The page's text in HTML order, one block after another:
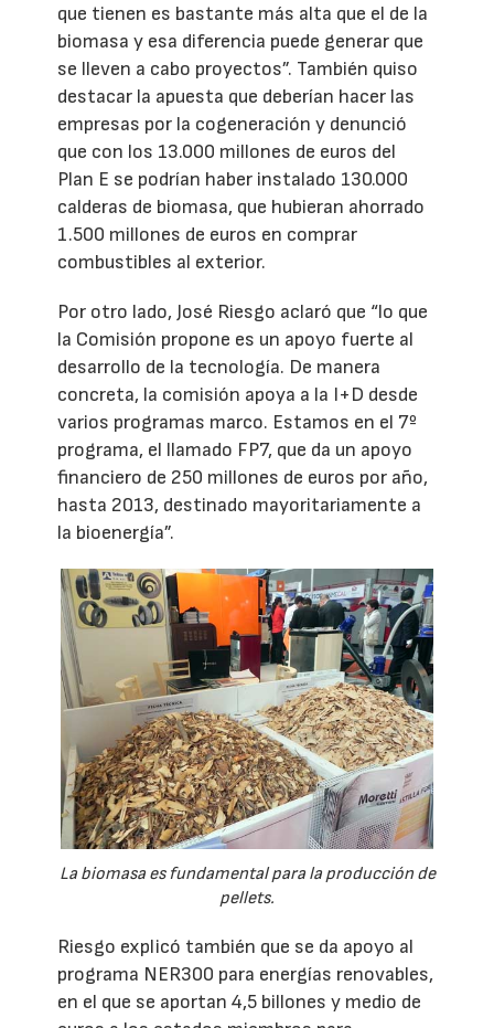
que tienen es bastante más alta que el de la
biomasa y esa diferencia puede generar que
se lleven a cabo proyectos”. También quiso
destacar la apuesta que deberían hacer las
empresas por la cogeneración y denunció
que con los 13.000 millones de euros del
Plan E se podrían haber instalado 130.000
calderas de biomasa, que hubieran ahorrado
1.500 millones de euros en comprar
combustibles al exterior.
Por otro lado, José Riesgo aclaró que “lo que
la Comisión propone es un apoyo fuerte al
desarrollo de la tecnología. De manera
concreta, la comisión apoya a la I+D desde
varios programas marco. Estamos en el 7º
programa, el llamado FP7, que da un apoyo
financiero de 250 millones de euros por año,
hasta 2013, destinado mayoritariamente a
la bioenergía”.
La biomasa es fundamental para la producción de
pellets.
Riesgo explicó también que se da apoyo al
programa NER300 para energías renovables,
en el que se aportan 4,5 billones y medio de